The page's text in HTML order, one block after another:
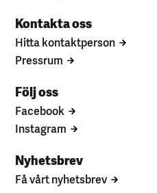
Kontakta oss
Hitta kontaktperson
Pressrum
Följ oss
Facebook
Instagram
Nyhetsbrev
Få vårt nyhetsbrev